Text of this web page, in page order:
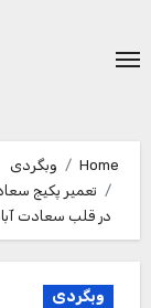
Home
وبگردی
تعمیر پکیج
در قلب سعادت
وبگردی